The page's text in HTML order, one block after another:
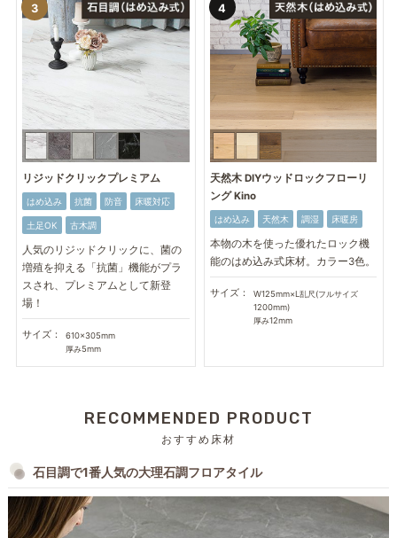
リジッドクリックプレミアム
はめ込み 抗菌 防音 床暖対応
土足OK 古木調
人気のリジッドクリックに、菌の
増殖を抑える「抗菌」機能がプラ
スされ、プレミアムとして新登
場！
サイズ：
610×305mm
厚み5mm
天然木 DIYウッドロックフローリ
ング Kino
はめ込み 天然木 調湿 床暖房
本物の木を使った優れたロック機
能のはめ込み式床材。カラー3色。
サイズ：
W125mm×L乱尺(フルサイズ
1200mm)
厚み12mm
RECOMMENDED PRODUCT
おすすめ床材
石目調で1番人気の大理石調フロアタイル